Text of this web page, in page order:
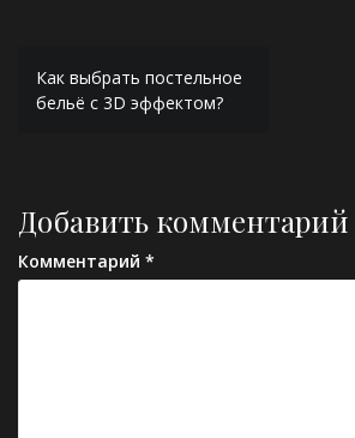
Навигация
по
Как выбрать постельное
бельё с 3D эффектом?
Добавить комментарий
Комментарий *